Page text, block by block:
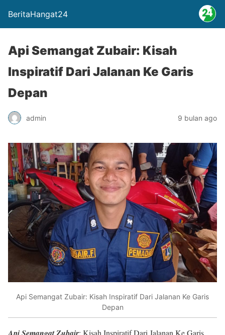
BeritaHangat24
Api Semangat Zubair: Kisah
Inspiratif Dari Jalanan Ke Garis
Depan
admin 9 bulan ago
Api Semangat Zubair: Kisah Inspiratif Dari Jalanan Ke Garis
Depan
: Kisah Inspiratif Dari Jalanan Ke Garis